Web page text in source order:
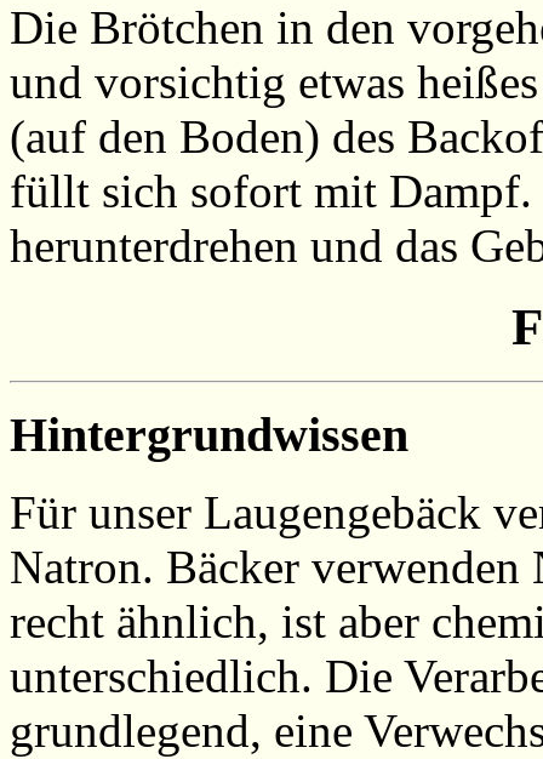
Die Brötchen in den
und vorsichtig etwas
(auf den Boden) des
füllt sich sofort mit Dampf.
herunterdrehen und das
Hintergrundwissen
Für unser Laugengebäck
Natron. Bäcker
recht ähnlich, ist aber
unterschiedlich. Die
grundlegend, eine